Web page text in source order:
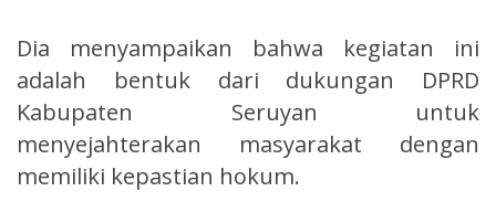
Dia menyampaikan bahwa kegiatan ini
adalah bentuk dari dukungan DPRD
Kabupaten Seruyan untuk
menyejahterakan masyarakat dengan
memiliki kepastian hokum.